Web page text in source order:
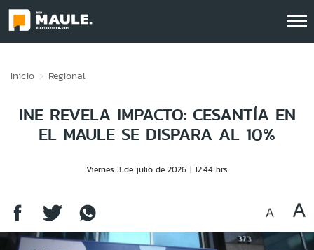
Inicio Regional
INE REVELA IMPACTO: CESANTÍA EN
EL MAULE SE DISPARA AL 10%
Viernes 3 de julio de 2026 12:44 hrs